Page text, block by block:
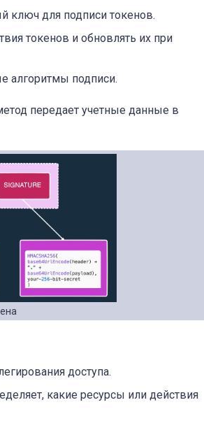
ключ для подписи токенов.
токенов и обновлять их при
алгоритмы подписи.
передает учетные данные в
доступа.
какие ресурсы или действия